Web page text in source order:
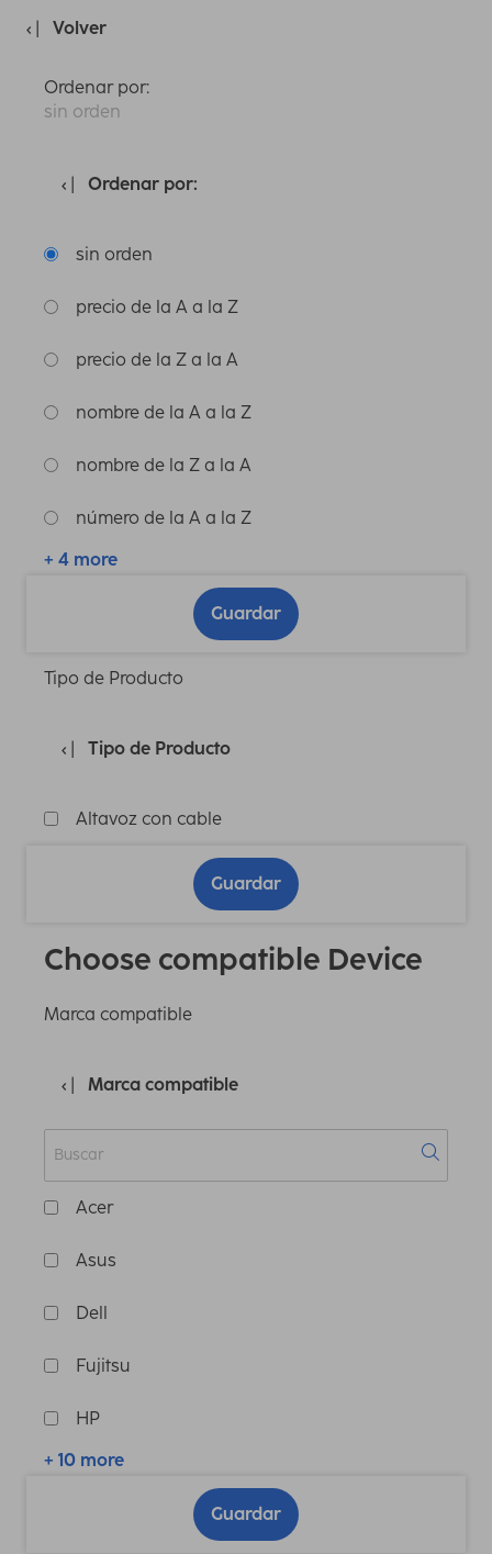
Volver
Ordenar por:
sin orden
Ordenar por:
sin orden
precio de la A a la Z
precio de la Z a la A
nombre de la A a la Z
nombre de la Z a la A
número de la A a la Z
+ 4 more
Guardar
Tipo de Producto
Tipo de Producto
Altavoz con cable
Guardar
Choose compatible Device
Marca compatible
Marca compatible
Acer
Asus
Dell
Fujitsu
HP
+ 10 more
Guardar